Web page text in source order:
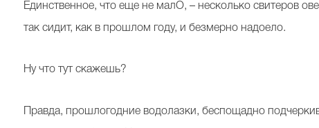
Единственное, что еще не малО, – несколько свитеров
так сидит, как в прошлом году, и безмерно надоело.
Ну что тут скажешь?
Правда, прошлогодние водолазки, беспощадно